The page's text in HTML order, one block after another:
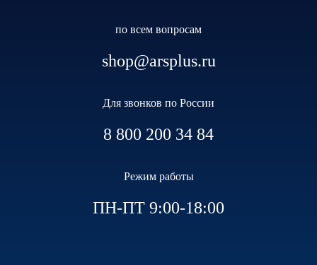
по всем вопросам
shop@arsplus.ru
Для звонков по России
8 800 200 34 84
Режим работы
ПН-ПТ 9:00-18:00